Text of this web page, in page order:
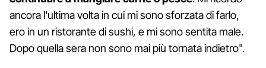
ancora l'ultima volta in cui mi sono sforzata di farlo,
ero in un ristorante di sushi, e mi sono sentita male.
Dopo quella sera non sono mai più tornata indietro".